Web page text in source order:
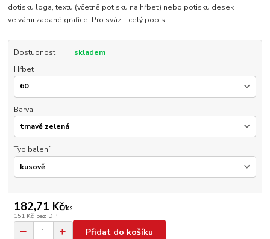
dotisku loga, textu (včetně potisku na hřbet) nebo potisku desek
ve vámi zadané grafice. Pro sváz... celý popis
Dostupnost
skladem
Hřbet
Barva
Typ balení
182,71 Kč/ks
151 Kč bez DPH
Přidat do košíku